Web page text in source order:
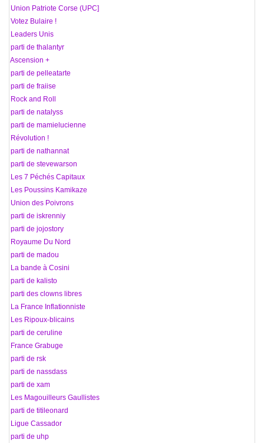
57 Union Patriote Corse (UPC]
58 Votez Bulaire !
59 Leaders Unis
60 parti de thalantyr
61 Ascension +
62 parti de pelleatarte
63 parti de fraiise
64 Rock and Roll
65 parti de natalyss
66 parti de mamielucienne
67 Révolution !
68 parti de nathannat
69 parti de stevewarson
70 Les 7 Péchés Capitaux
71 Les Poussins Kamikaze
72 Union des Poivrons
73 parti de iskrenniy
74 parti de jojostory
75 Royaume Du Nord
76 parti de madou
77 La bande à Cosini
78 parti de kalisto
79 parti des clowns libres
80 La France Inflationniste
81 Les Ripoux-blicains
82 parti de ceruline
83 France Grabuge
84 parti de rsk
85 parti de nassdass
86 parti de xam
87 Les Magouilleurs Gaullistes
88 parti de titileonard
89 Ligue Cassador
90 parti de uhp